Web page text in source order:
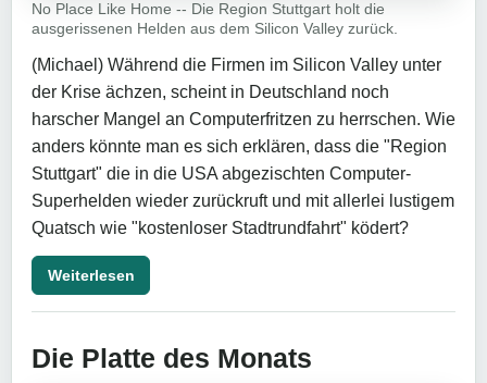
No Place Like Home -- Die Region Stuttgart holt die
ausgerissenen Helden aus dem Silicon Valley zurück.
(Michael) Während die Firmen im Silicon Valley unter
der Krise ächzen, scheint in Deutschland noch
harscher Mangel an Computerfritzen zu herrschen. Wie
anders könnte man es sich erklären, dass die "Region
Stuttgart" die in die USA abgezischten Computer-
Superhelden wieder zurückruft und mit allerlei lustigem
Quatsch wie "kostenloser Stadtrundfahrt" ködert?
Weiterlesen
Die Platte des Monats